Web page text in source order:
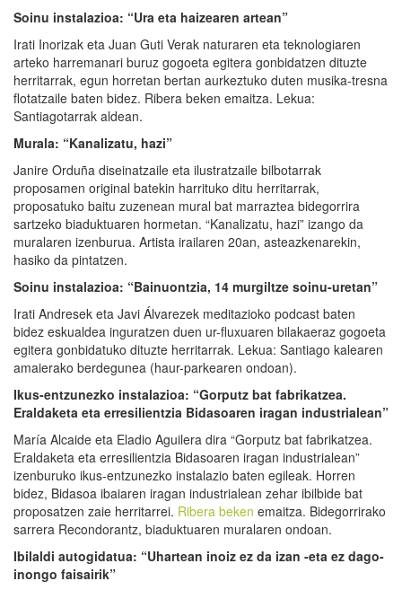
Soinu instalazioa: “Ura eta haizearen artean”
Irati Inorizak eta Juan Guti Verak naturaren eta teknologiaren
arteko harremanari buruz gogoeta egitera gonbidatzen dituzte
herritarrak, egun horretan bertan aurkeztuko duten musika-tresna
flotatzaile baten bidez. Ribera beken emaitza. Lekua:
Santiagotarrak aldean.
Murala: “Kanalizatu, hazi”
Janire Orduña diseinatzaile eta ilustratzaile bilbotarrak
proposamen original batekin harrituko ditu herritarrak,
proposatuko baitu zuzenean mural bat marraztea bidegorrira
sartzeko biaduktuaren hormetan. “Kanalizatu, hazi” izango da
muralaren izenburua. Artista irailaren 20an, asteazkenarekin,
hasiko da pintatzen.
Soinu instalazioa: “Bainuontzia, 14 murgiltze soinu-uretan”
Irati Andresek eta Javi Álvarezek meditazioko podcast baten
bidez eskualdea inguratzen duen ur-fluxuaren bilakaeraz gogoeta
egitera gonbidatuko dituzte herritarrak. Lekua: Santiago kalearen
amaierako berdegunea (haur-parkearen ondoan).
Ikus-entzunezko instalazioa: “Gorputz bat fabrikatzea.
Eraldaketa eta erresilientzia Bidasoaren iragan industrialean”
María Alcaide eta Eladio Aguilera dira “Gorputz bat fabrikatzea.
Eraldaketa eta erresilientzia Bidasoaren iragan industrialean”
izenburuko ikus-entzunezko instalazio baten egileak. Horren
bidez, Bidasoa ibaiaren iragan industrialean zehar ibilbide bat
proposatzen zaie herritarrei. Ribera beken emaitza. Bidegorrirako
sarrera Recondorantz, biaduktuaren muralaren ondoan.
Ibilaldi autogidatua: “Uhartean inoiz ez da izan -eta ez dago-
inongo faisairik”